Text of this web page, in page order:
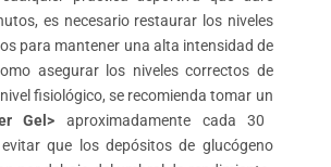
es necesario restaurar los niveles
para mantener una alta intensidad de
asegurar los niveles correctos de
fisiológico, se recomienda tomar un
Gel> aproximadamente cada 30
que los depósitos de glucógeno